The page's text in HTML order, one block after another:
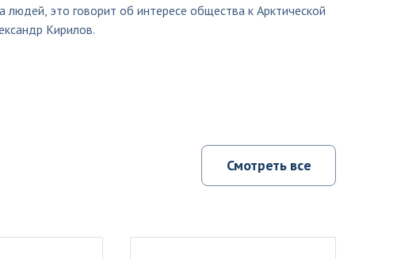
людей, это говорит об интересе общества к Арктической
Кирилов.
Смотреть все